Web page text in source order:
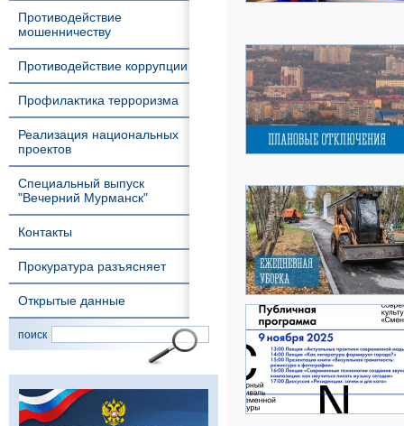
Противодействие
мошенничеству
Противодействие коррупции
Профилактика терроризма
Реализация национальных
проектов
Специальный выпуск
"Вечерний Мурманск"
Контакты
Прокуратура разъясняет
Открытые данные
поиск